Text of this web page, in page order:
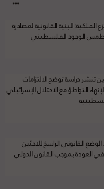
البنية القانونية لمصادرة
الوجود الفلسطيني
دراسة توضح الالتزامات
التواطؤ مع الاحتلال الإسرائيلي
القانوني الراسخ للاجئين
العودة بموجب القانون الدولي